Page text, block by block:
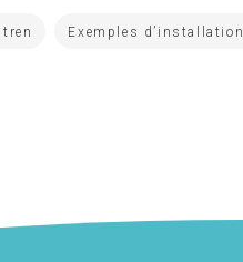
Exemples